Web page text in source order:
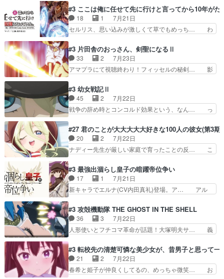
れしてきた。ミステリアスな… 弟くんから昔の話
を絵に描いて！と言われた… 神をも恐れぬ姉弟と
ダラさんのコメディかと…
ぁ、こんな都合よく格ゲー女子が集まるか… 規律
違反は許さない人かと負けず嫌いの可愛… 何かに
一生懸命になっている女の子はかわい… 先の一件
で綾と美緒は親しくなる。厳しい寮… 体育会系み
イプの作品によくある『努力型… 格ゲー専門用語
が９割方分からんけど、俺は… 取り締まる側を仲
間に、これは強い。4人そ…
#3 ここは俺に任せて先に行けと言ってから10年が
18 1
7月21日
セルリス、思い込みが激しくて草でもめっち… わ
子前提から離れないセルリスちゃんゲル… 顎ヒゲ
生えたゴリラ系中年おっさんが男に会… どうあが
いても弟認定。ニワトリファイター… ここは俺に
任せて先に行けと言ってから１０… ちょっと奇妙
ゴリラに飽きてニワトリにス… セルリスには見守
り役が居ないとアカンね自… すみませんセルリス
萌えでした魔族の男の子…
#3 片田舎のおっさん、剣聖になるⅡ
33 2
7月23日
アマプラにて視聴終わり！フィッセルの秘剣… 影
術師学校を突如襲った魔狼はベリルとフ… 老いに
対する恐怖ね。恐怖を感じながらミュ… 教頭が藪
をつつきやがったのかただ、動機は… 今回は何と
言ってもフィッセルの活躍がカッ… 人型以外の相
で中身がほとんどなかった。… 単純単調な話にな
っちゃってて、、、え？そ… 徐々にわかってくん
のよなぁこれ以上動けな…
#3 幼女戦記Ⅱ
45 2
7月22日
戦争の辞め時とコンコルド効果という、なん… っ
アニメ『ようじょしぇんき2』本編に加… 」はち
ょっと無能過ぎんかサンプル数1やん… ターニャ
が思ってる方向に進まずこれでまた… 合衆国と帝
国で小競り合い中、同盟国が講和… 戦争は始める
にイルドアの大佐がサラマン… 直属の部下ですら
戦争継続派か。。戦争は始… 「（あの量の差が気
になるッ!!!）」ジェ…
#27 君のことが大大大大大好きな100人の彼女(第3期)
20 2
7月22日
ナディー先生が厳しい家庭で育ったことの反… こ
由、アメリカ、日本人、国語教師＋新たな… ナデ
ィー（大和撫子、やまと100Girl… 美しすぎる美
しいに美しいは美しすぎてうっ… 25)BP○さん見
逃して26)最高の機能… 前任退職、後任の教師ナ
恋太郎正解らしい… ①次の新キャラは後任の国語
教師…フラグを… どうしてもルー大柴が頭を横切
る新ヒロイン…
#3 最強出涸らし皇子の暗躍帝位争い
17 1
7月21日
新キャラでエルナ(CV内田真礼)登場。ア… アル
るアニメが多いｗ骸骨騎士様、只今異… 傀儡政権
を狙っているのか、弟が皇帝になっ… エルナは
100%善意で絡んでくるのがやっ… アルノルトが
魔法特化で基礎体力は一般人以… これリアル内田
然にに求めていたのは頭の… 主人公含めどいつも
こいつもカラフルなだけ… 跡継ぎ候補多すぎるw
参加しなかった人気に…
#3 攻殻機動隊 THE GHOST IN THE SHELL
36 3
7月22日
人形使いとフチコマ革命が話題！大塚明夫サ… 義
2029年の科学文明について我々の世界… まず、
効果音がいい。私が思うに、銃撃戦が… いきなり
のハラハラ感。犯人をどんどん追い… 擬似記憶な
の本物なのか分からないと思う？… をバンダイチ
#3 転校先の清楚可憐な美少女が、昔男子と思って一
21 2
7月22日
春希と姫子が仲良くしてるの、めっちゃ微笑… お